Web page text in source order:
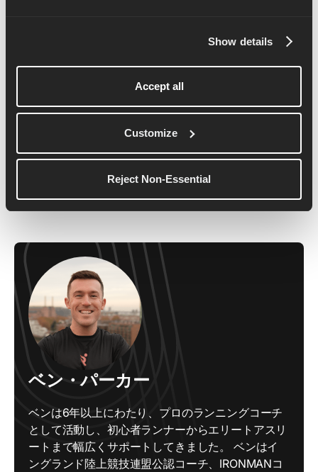
Show details
Accept all
Customize
Reject Non-Essential
に詳
に詳
しく
さら
に詳
しく
に詳
ベン・パーカー
ベンは6年以上にわたり、プロのランニングコーチ
として活動し、初心者ランナーからエリートアスリ
ートまで幅広くサポートしてきました。 ベンはイ
ングランド陸上競技連盟公認コーチ、IRONMANコ